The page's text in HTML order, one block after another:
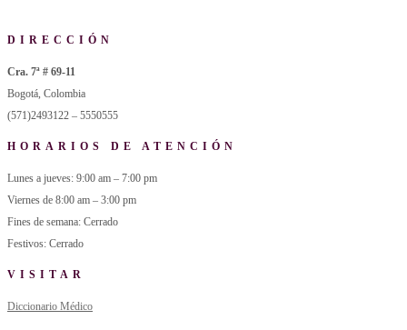
DIRECCIÓN
Cra. 7ª # 69-11
Bogotá, Colombia
(571)2493122 – 5550555
HORARIOS DE ATENCIÓN
Lunes a jueves: 9:00 am – 7:00 pm
Viernes de 8:00 am – 3:00 pm
Fines de semana: Cerrado
Festivos: Cerrado
VISITAR
Diccionario Médico